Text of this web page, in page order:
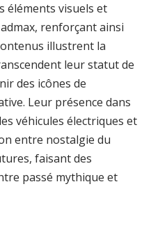
éléments visuels et
renforçant ainsi
illustrent la
leur statut de
des icônes de
Leur présence dans
véhicules électriques et
entre nostalgie du
faisant des
passé mythique et